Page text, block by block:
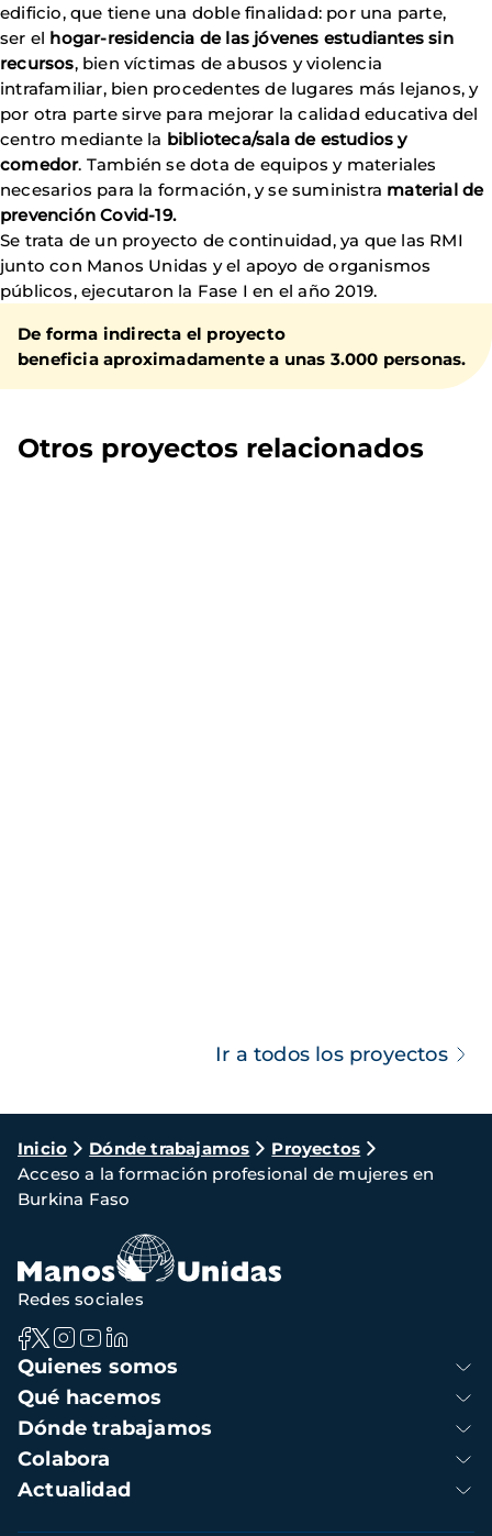
edificio, que tiene una doble finalidad: por una parte,
ser el hogar-residencia de las jóvenes estudiantes sin
recursos, bien víctimas de abusos y violencia
intrafamiliar, bien procedentes de lugares más lejanos, y
por otra parte sirve para mejorar la calidad educativa del
centro mediante la biblioteca/sala de estudios y
comedor. También se dota de equipos y materiales
necesarios para la formación, y se suministra material de
prevención Covid-19.
Se trata de un proyecto de continuidad, ya que las RMI
junto con Manos Unidas y el apoyo de organismos
públicos, ejecutaron la Fase I en el año 2019.
De forma indirecta el proyecto
beneficia aproximadamente a unas 3.000 personas.
Otros proyectos relacionados
Ir a todos los proyectos
Ruta
de
navegación
Inicio Dónde trabajamos
Proyectos
Acceso a la formación profesional de mujeres en
Burkina Faso
Navegación
principal
Quienes somos
Qué hacemos
Dónde trabajamos
Colabora
Actualidad
Redes sociales